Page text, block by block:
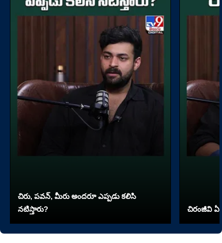
చిరు, పవన్, మీరు అందరూ ఎప్పడు కలిసి
నటిస్తారు?
చిరంజీవి ఏ